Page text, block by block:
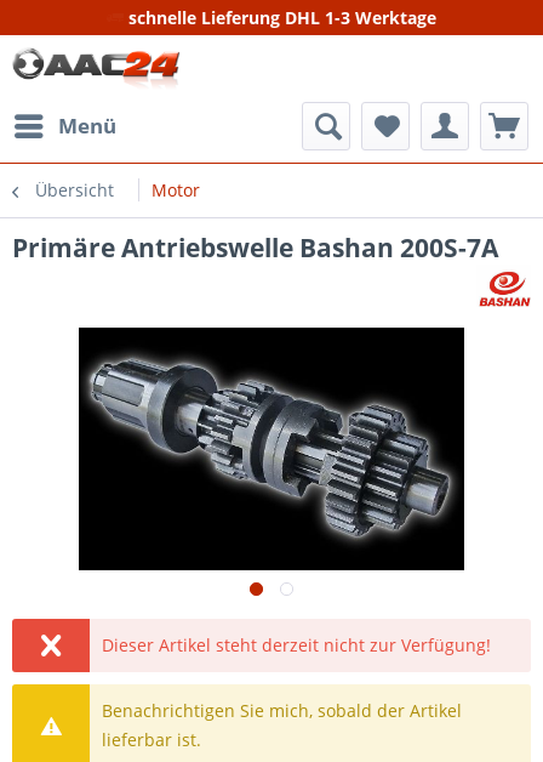
schnelle Lieferung DHL 1-3 Werktage
Menü
Übersicht Motor
Primäre Antriebswelle Bashan 200S-7A
Dieser Artikel steht derzeit nicht zur Verfügung!
Benachrichtigen Sie mich, sobald der Artikel
lieferbar ist.